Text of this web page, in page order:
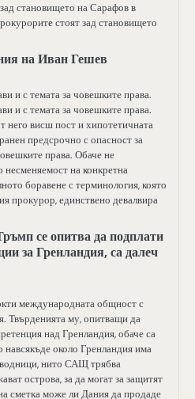
становището на Сарафов в
стоят зад становището
на Иван Гешев
и с темата за човешките права.
и с темата за човешките права.
него висш пост и хипотетичната
предсрочно с опасност за
права. Обаче не
на конкретна
боравене с терминология, която
прокурор, единствено девалвира
се опитва да подплати
за Гренландия, са далеч
международната общност с
Твърденията му, опитващи да
над Гренландия, обаче са
навсякъде около Гренландия има
нито САЩ трябва
острова, за да могат за защитят
сметка може ли Дания да продаде